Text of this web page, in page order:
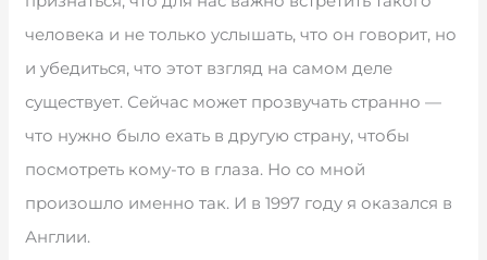
человека и не только услышать, что он говорит, но
и убедиться, что этот взгляд на самом деле
существует. Сейчас может прозвучать странно —
что нужно было ехать в другую страну, чтобы
посмотреть кому-то в глаза. Но со мной
произошло именно так. И в 1997 году я оказался в
Англии.